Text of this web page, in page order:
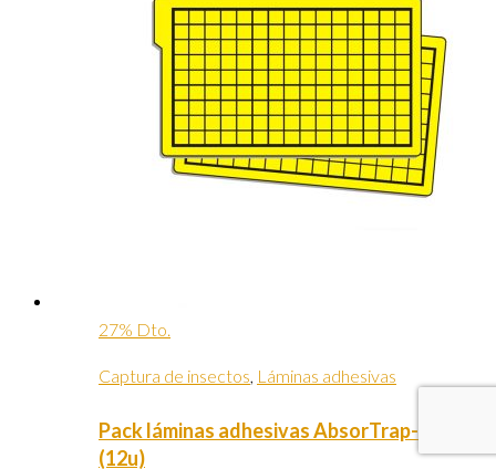
27% Dto.
Captura de insectos, Láminas adhesivas
Pack láminas adhesivas AbsorTrap-4
(12u)